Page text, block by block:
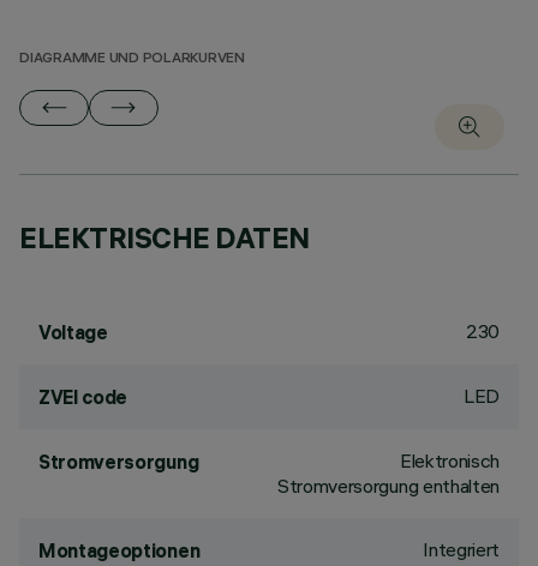
DIAGRAMME UND POLARKURVEN
ELEKTRISCHE DATEN
Voltage 230
ZVEI code LED
Stromversorgung
Elektronisch
Stromversorgung enthalten
Montageoptionen Integriert